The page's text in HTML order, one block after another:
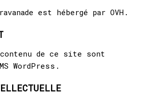
est hébergé par OVH.
de ce site sont
WordPress.